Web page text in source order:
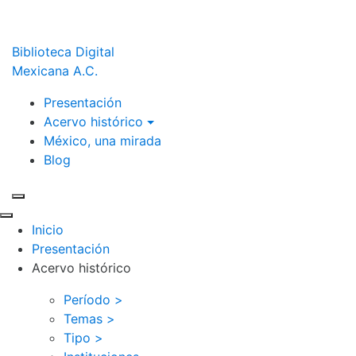
Biblioteca Digital
Mexicana A.C.
Presentación
Acervo histórico
México, una mirada
Blog
Inicio
Presentación
Acervo histórico
Período >
Temas >
Tipo >